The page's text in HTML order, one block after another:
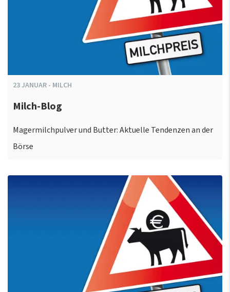
23JANUAR - MILCH
Milch-Blog
Magermilchpulver und Butter: Aktuelle Tendenzen an der
Börse